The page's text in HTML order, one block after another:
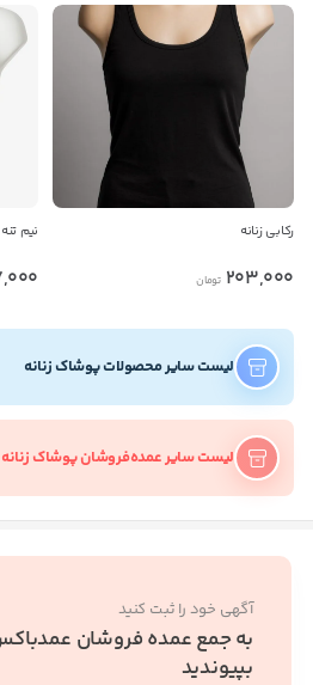
رکابی زنانه
203,000 تومان
نیم
لیست سایر محصولات پوشاک زنانه
لیست سایر عمده‌فروشان پوشاک زنانه
آگهی خود را ثبت کنید
به جمع عمده فروشان
بپیوندید